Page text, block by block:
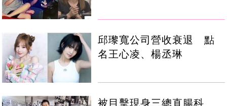
邱瓈寬公司營收衰退 點
名王心凌、楊丞琳
被目擊現身三總直腸科